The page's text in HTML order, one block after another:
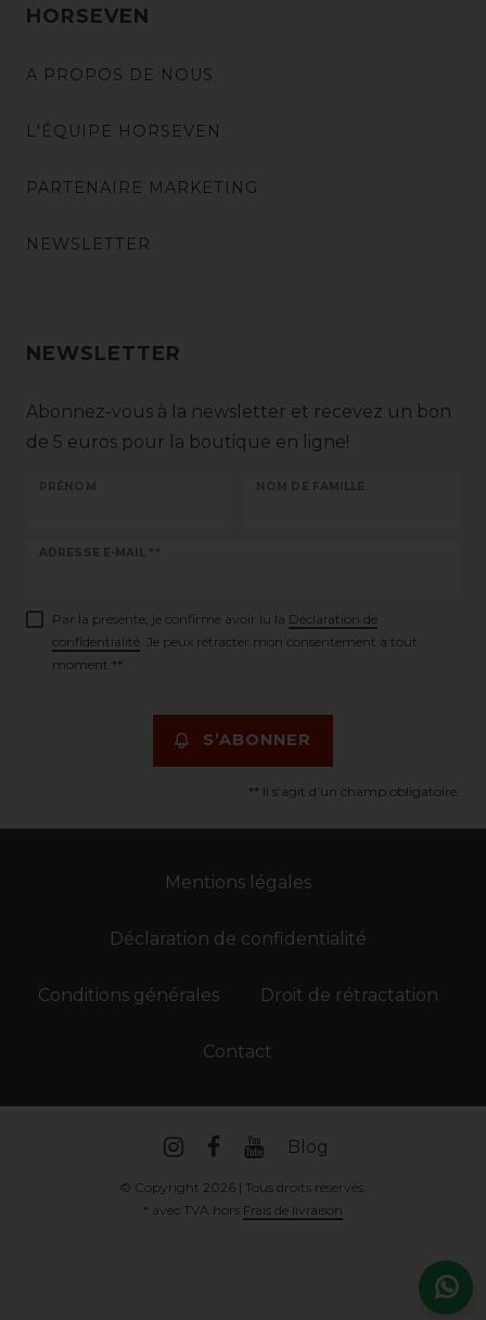
HORSEVEN
A PROPOS DE NOUS
L'ÉQUIPE HORSEVEN
PARTENAIRE MARKETING
NEWSLETTER
NEWSLETTER
Abonnez-vous à la newsletter et recevez un bon
de 5 euros pour la boutique en ligne!
PRÉNOM NOM DE FAMILLE
ADRESSE E-MAIL **
Ceres::Template.newsletterHoneypotLabel
Par la présente, je confirme avoir lu la Déclaration de
confidentialité . Je peux rétracter mon consentement à tout
moment.**
S’ABONNER
** Il s’agit d’un champ obligatoire.
Mentions légales
Déclaration de confidentialité
Conditions générales Droit de rétractation
Contact
Blog
© Copyright 2026 | Tous droits réservés.
* avec TVA hors Frais de livraison